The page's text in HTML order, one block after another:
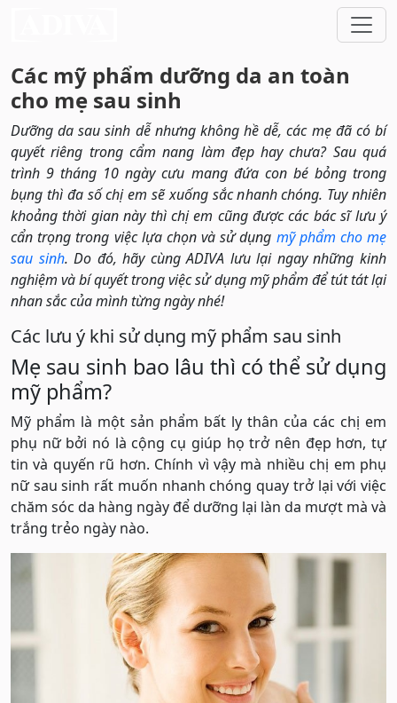
Các mỹ phẩm dưỡng da an toàn
cho mẹ sau sinh
Dưỡng da sau sinh dễ nhưng không hề dễ, các mẹ đã có bí
quyết riêng trong cẩm nang làm đẹp hay chưa? Sau quá
trình 9 tháng 10 ngày cưu mang đứa con bé bỏng trong
bụng thì đa số chị em sẽ xuống sắc nhanh chóng. Tuy nhiên
khoảng thời gian này thì chị em cũng được các bác sĩ lưu ý
cẩn trọng trong việc lựa chọn và sử dụng mỹ phẩm cho mẹ
sau sinh. Do đó, hãy cùng ADIVA lưu lại ngay những kinh
nghiệm và bí quyết trong việc sử dụng mỹ phẩm để tút tát lại
nhan sắc của mình từng ngày nhé!
Các lưu ý khi sử dụng mỹ phẩm sau sinh
Mẹ sau sinh bao lâu thì có thể sử dụng
mỹ phẩm?
Mỹ phẩm là một sản phẩm bất ly thân của các chị em
phụ nữ bởi nó là cộng cụ giúp họ trở nên đẹp hơn, tự
tin và quyến rũ hơn. Chính vì vậy mà nhiều chị em phụ
nữ sau sinh rất muốn nhanh chóng quay trở lại với việc
chăm sóc da hàng ngày để dưỡng lại làn da mượt mà và
trắng trẻo ngày nào.